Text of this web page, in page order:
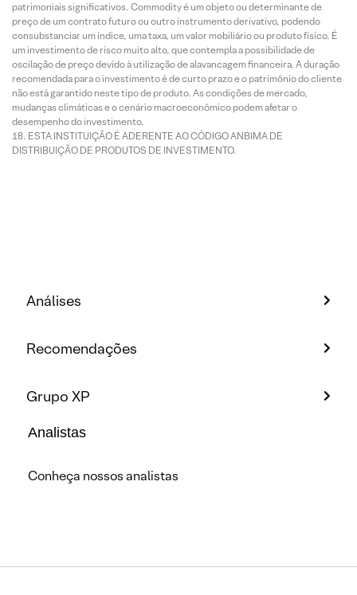
patrimoniais significativos. Commodity é um objeto ou determinante de
preço de um contrato futuro ou outro instrumento derivativo, podendo
consubstanciar um índice, uma taxa, um valor mobiliário ou produto físico. É
um investimento de risco muito alto, que contempla a possibilidade de
oscilação de preço devido à utilização de alavancagem financeira. A duração
recomendada para o investimento é de curto prazo e o patrimônio do cliente
não está garantido neste tipo de produto. As condições de mercado,
mudanças climáticas e o cenário macroeconômico podem afetar o
desempenho do investimento.
ESTA INSTITUIÇÃO É ADERENTE AO CÓDIGO ANBIMA DE
DISTRIBUIÇÃO DE PRODUTOS DE INVESTIMENTO.
Análises
Recomendações
Grupo XP
Analistas
Conheça nossos analistas